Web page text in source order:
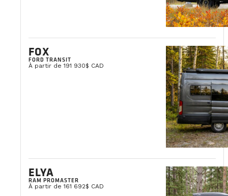
FOX
FORD TRANSIT
À partir de 191 930$ CAD
ELYA
RAM PROMASTER
À partir de 161 692$ CAD